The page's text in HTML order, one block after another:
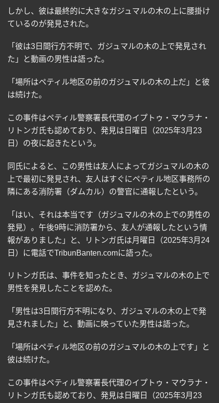
しかし、彼は最終的に大きなガジュマルの木の上に腰掛け
ているのが発見された。
「彼は3 日間行方不明で、ガジュマルの木の上で発見され
た」と動画の男性は語った。
「場所はペティル地区の前のガジュマルの木の上だ」と彼
は続けた。
この事件はペティル警察署長代理のイプトゥ・マウラナ・
リトンガ氏も認めており、発見は日曜日（2025年3月 23
日）の夜に起きたという。
同氏によると、この男性は友人によってガジュマルの木の
上で最初に発見され、友人はすぐにペティル地区事務所の
隣にある消防署（ダムカル）の警官に通報したという。
「はい、それは本当です（ガジュマルの木の上での男性の
発見）。午後9時に消防署から、友人が通報したという情
報がありました」と、リトンガ氏は月曜日（2025年3月 24
日）に電話でTribunBanten.comに語った。
リトンガ氏は、事件を知ったとき、ガジュマルの木の上で
男性を発見したことを認めた。
「男性は3 日間行方不明になり、ガジュマルの木の上で発
見されました」と、動画に映っていた男性は語った。
「場所はペティル地区の前のガジュマルの木の上です」と
彼は続けた。
この事件はペティル警察署長代理のイプトゥ・マウラナ・
リトンガ氏も認めており、発見は日曜日（2025年3月 23